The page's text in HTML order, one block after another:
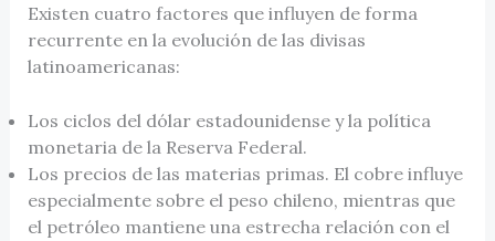
Existen cuatro factores que influyen de forma
recurrente en la evolución de las divisas
latinoamericanas:
Los ciclos del dólar estadounidense y la política
monetaria de la Reserva Federal.
Los precios de las materias primas. El cobre influye
especialmente sobre el peso chileno, mientras que
el petróleo mantiene una estrecha relación con el